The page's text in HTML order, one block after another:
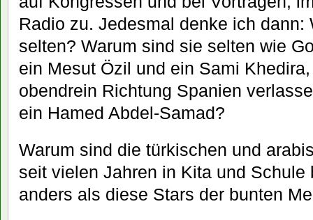
Radio zu. Jedesmal denke ich dann:
selten? Warum sind sie selten wie
ein Mesut Özil und ein Sami
obendrein Richtung Spanien
ein Hamed Abdel-Samad?
Warum sind die türkischen und
seit vielen Jahren in Kita und Schule
anders als diese Stars der bunten